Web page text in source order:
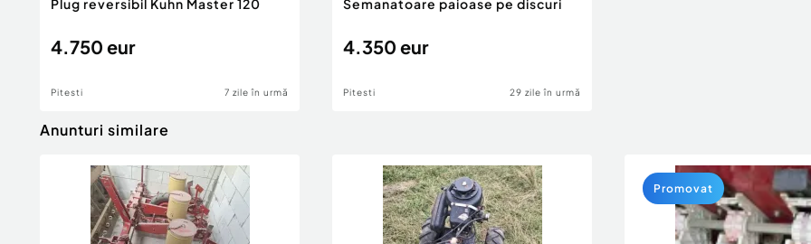
Plug reversibil Kuhn Master 120
4.750 eur
Pitesti 7 zile în urmă
Semanatoare paioase pe discuri
4.350 eur
Pitesti 29 zile în urmă
Anunturi similare
Promovat